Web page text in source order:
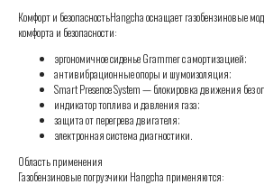
Комфорт и безопасностьHangcha оснащает газобензиновые
комфорта и безопасности:
эргономичное сиденье Grammer с амортизацией;
антивибрационные опоры и шумоизоляция;
Smart Presence System — блокировка движения без
индикатор топлива и давления газа;
защита от перегрева двигателя;
электронная система диагностики.
Область применения
Газобензиновые погрузчики Hangcha применяются: